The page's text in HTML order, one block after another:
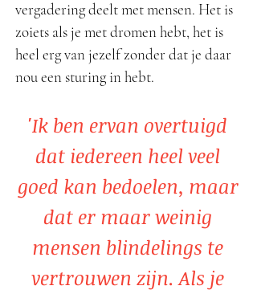
vergadering deelt met mensen. Het is
zoiets als je met dromen hebt, het is
heel erg van jezelf zonder dat je daar
nou een sturing in hebt.
'Ik ben ervan overtuigd
dat iedereen heel veel
goed kan bedoelen, maar
dat er maar weinig
mensen blindelings te
vertrouwen zijn. Als je